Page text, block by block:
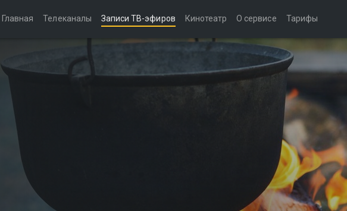
Главная Телеканалы Записи ТВ-эфиров Кинотеатр О сервисе Тарифы